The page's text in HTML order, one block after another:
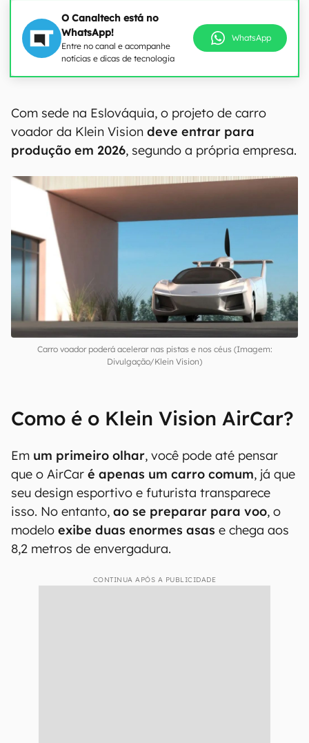
O Canaltech está no
WhatsApp!
Entre no canal e acompanhe
notícias e dicas de tecnologia
WhatsApp
Com sede na Eslováquia, o projeto de carro
voador da Klein Vision deve entrar para
produção em 2026, segundo a própria empresa.
Carro voador poderá acelerar nas pistas e nos céus (Imagem:
Divulgação/Klein Vision)
Como é o Klein Vision AirCar?
Em um primeiro olhar, você pode até pensar
que o AirCar é apenas um carro comum, já que
seu design esportivo e futurista transparece
isso. No entanto, ao se preparar para voo, o
modelo exibe duas enormes asas e chega aos
8,2 metros de envergadura.
CONTINUA APÓS A PUBLICIDADE